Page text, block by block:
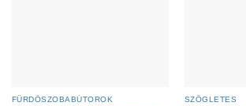
FÜRDŐSZOBABÚTOROK SZÖGLETES